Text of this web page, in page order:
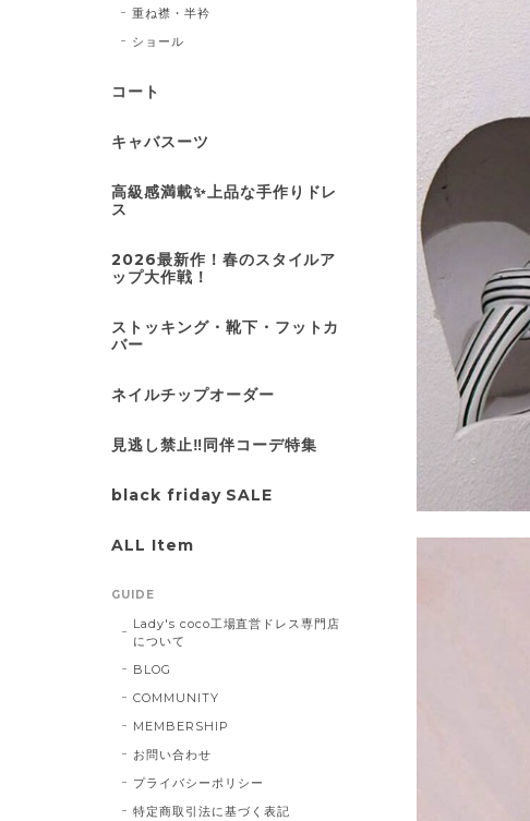
重ね襟・半衿
ショール
コート
キャバスーツ
高級感満載✨上品な手作りドレ
ス
2026最新作！春のスタイルア
ップ大作戦！
ストッキング・靴下・フットカ
バー
ネイルチップオーダー
見逃し禁止‼同伴コーデ特集
black friday SALE
ALL Item
GUIDE
Lady's coco工場直営ドレス専門店
について
BLOG
COMMUNITY
MEMBERSHIP
お問い合わせ
プライバシーポリシー
特定商取引法に基づく表記